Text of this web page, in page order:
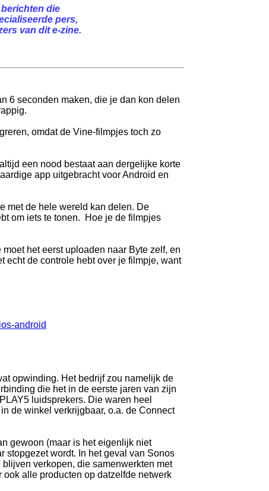
die
pers,
van dit e-zine.
6 seconden maken, die je dan kon delen
omdat de Vine-filmpjes toch zo
een nood bestaat aan dergelijke korte
app uitgebracht voor Android en
met de hele wereld kan delen. De
om iets te tonen. Hoe je de filmpjes
het eerst uploaden naar Byte zelf, en
echt de controle hebt over je filmpje, want
android
opwinding. Het bedrijf zou namelijk de
die het in de eerste jaren van zijn
luidsprekers. Die waren heel
de winkel verkrijgbaar, o.a. de Connect
gewoon (maar is het eigenlijk niet
stopgezet wordt. In het geval van Sonos
verkopen, die samenwerkten met
alle producten op datzelfde netwerk